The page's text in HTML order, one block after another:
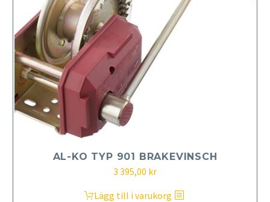
AL-KO TYP 901 BRAKEVINSCH
3 395,00 kr
Lägg till i varukorg